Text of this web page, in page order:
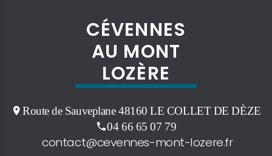
CÉVENNES
AU MONT
LOZÈRE
Route de Sauveplane 48160 LE COLLET DE DÈZE
04 66 65 07 79
contact@cevennes-mont-lozere.fr